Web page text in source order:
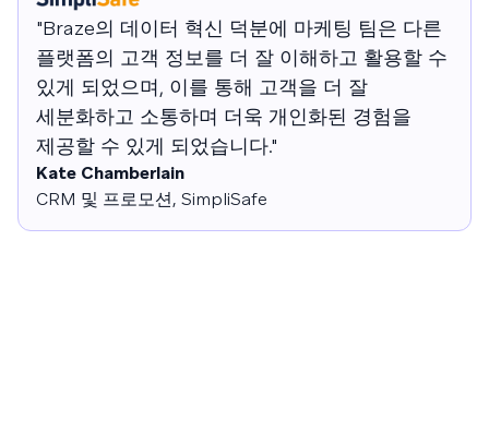
"Braze의 데이터 혁신 덕분에 마케팅 팀은 다른
플랫폼의 고객 정보를 더 잘 이해하고 활용할 수
있게 되었으며, 이를 통해 고객을 더 잘
세분화하고 소통하며 더욱 개인화된 경험을
제공할 수 있게 되었습니다."
Kate Chamberlain
CRM 및 프로모션, SimpliSafe